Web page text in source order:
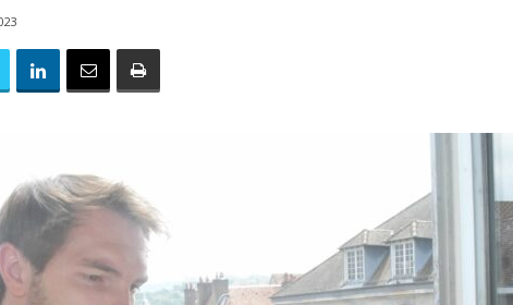
locale